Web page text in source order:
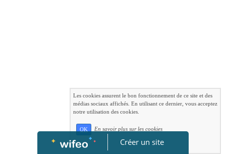
Créer un site
Les cookies assurent le bon fonctionnement de ce site et des
médias sociaux affichés. En utilisant ce dernier, vous acceptez
notre utilisation des cookies.
OK En savoir plus sur les cookies